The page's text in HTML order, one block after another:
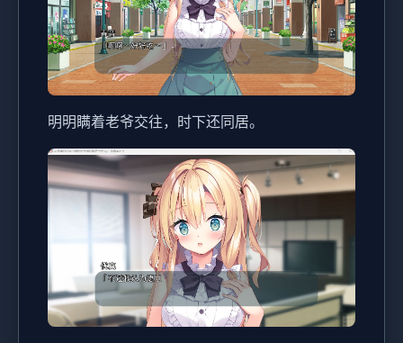
明明瞒着老爷交往，时下还同居。